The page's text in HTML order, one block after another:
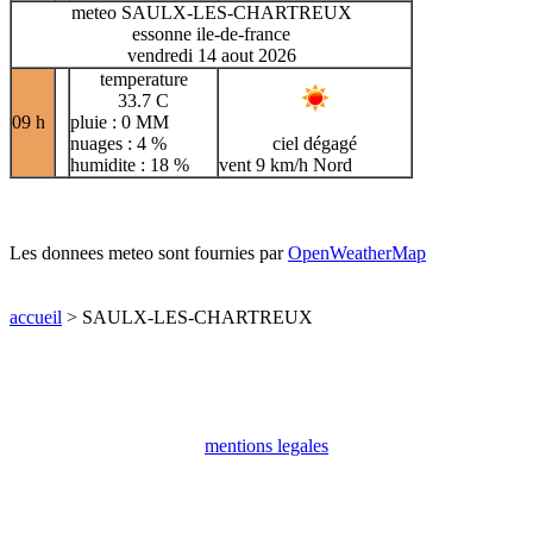
meteo SAULX-LES-CHARTREUX
essonne ile-de-france
vendredi 14 aout 2026
09 h
temperature
33.7 C
pluie : 0 MM
nuages : 4 %
humidite : 18 %
ciel dégagé
vent 9 km/h Nord
Les donnees meteo sont fournies parOpenWeatherMap
accueil > SAULX-LES-CHARTREUX
mentions legales